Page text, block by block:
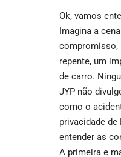
Ok, vamos
Imagina a
compromisso,
repente, um
de carro.
JYP não
como o
privacidade
entender as
A primeira e